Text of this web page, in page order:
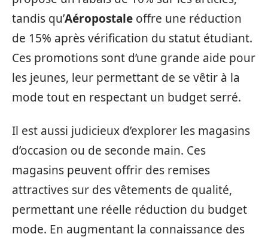
tandis qu’Aéropostale offre une réduction
de 15% après vérification du statut étudiant.
Ces promotions sont d’une grande aide pour
les jeunes, leur permettant de se vêtir à la
mode tout en respectant un budget serré.
Il est aussi judicieux d’explorer les magasins
d’occasion ou de seconde main. Ces
magasins peuvent offrir des remises
attractives sur des vêtements de qualité,
permettant une réelle réduction du budget
mode. En augmentant la connaissance des